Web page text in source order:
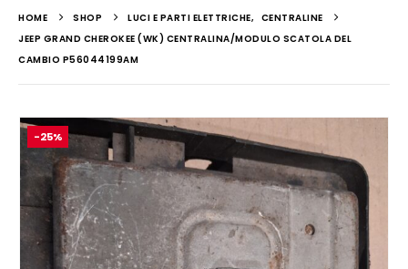
HOME SHOP LUCI E PARTI ELETTRICHE, CENTRALINE
JEEP GRAND CHEROKEE (WK) CENTRALINA/MODULO SCATOLA DEL
CAMBIO P56044199AM
-25%